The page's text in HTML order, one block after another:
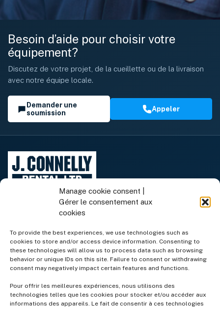
Manage cookie consent |
Gérer le consentement aux
cookies
To provide the best experiences, we use technologies such as
cookies to store and/or access device information. Consenting to
these technologies will allow us to process data such as browsing
behavior or unique IDs on this site. Failure to consent or withdrawing
consent may negatively impact certain features and functions.
Pour offrir les meilleures expériences, nous utilisons des
technologies telles que les cookies pour stocker et/ou accéder aux
informations des appareils. Le fait de consentir à ces technologies
Besoin d’aide pour choisir votre
équipement?
Discutez de votre projet, de la cueillette ou de la livraison
avec notre équipe locale.
Demander une
soumission
Appeler
Équipement de location
Services